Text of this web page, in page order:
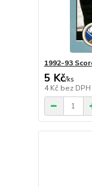
1992-93
5 Kč/ks
4 Kč bez DPH